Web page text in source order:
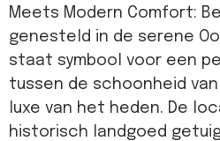
Meets Modern Comfort:
genesteld in de serene
staat symbool voor een
tussen de schoonheid
luxe van het heden. De
historisch landgoed